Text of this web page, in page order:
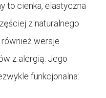
to cienka, elastyczna
z naturalnego
również wersje
z alergią. Jego
funkcjonalna: